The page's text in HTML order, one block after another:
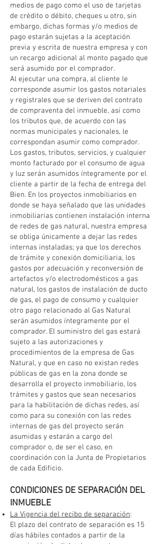
medios de pago como el uso de tarjetas
de crédito o débito, cheques u otro, sin
embargo, dichas formas y/o medios de
pago estarán sujetas a la aceptación
previa y escrita de nuestra empresa y con
un recargo adicional al monto pagado que
será asumido por el comprador.
Al ejecutar una compra, al cliente le
corresponde asumir los gastos notariales
y registrales que se deriven del contrato
de compraventa del inmueble, así como
los tributos que, de acuerdo con las
normas municipales y nacionales, le
correspondan asumir como comprador.
Los gastos, tributos, servicios, y cualquier
monto facturado por el consumo de agua
y luz serán asumidos íntegramente por el
cliente a partir de la fecha de entrega del
Bien. En los proyectos inmobiliarios en
donde se haya señalado que las unidades
inmobiliarias contienen instalación interna
de redes de gas natural, nuestra empresa
se obliga únicamente a dejar las redes
internas instaladas; ya que los derechos
de trámite y conexión domiciliaria, los
gastos por adecuación y reconversión de
artefactos y/o electrodomésticos a gas
natural, los gastos de instalación de ducto
de gas, el pago de consumo y cualquier
otro pago relacionado al Gas Natural
serán asumidos íntegramente por el
comprador. El suministro del gas estará
sujeto a las autorizaciones y
procedimientos de la empresa de Gas
Natural, y que en caso no existan redes
públicas de gas en la zona donde se
desarrolla el proyecto inmobiliario, los
trámites y gastos que sean necesarios
para la habilitación de dichas redes, así
como para su conexión con las redes
internas de gas del proyecto serán
asumidas y estarán a cargo del
comprador o, de ser el caso, en
coordinación con la Junta de Propietarios
de cada Edificio.
CONDICIONES DE SEPARACIÓN DEL
INMUEBLE
La Vigencia del recibo de separación:
El plazo del contrato de separación es 15
días hábiles contados a partir de la